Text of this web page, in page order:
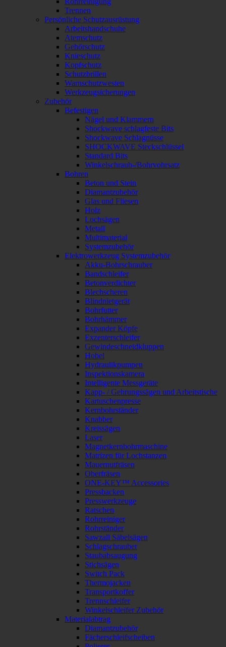
Trennen
Persönliche Schutzausrüstung
Arbeitshandschuhe
Atemschutz
Gehörschutz
Knieschutz
Kopfschutz
Schutzbrillen
Warnschutzwesten
Werkzeugsicherungen
Zubehör
Befestigen
Nägel und Klammern
Shockwave schlagfeste Bits
Shockwave Schlagnüsse
SHOCKWAVE Steckschlüssel
Standard Bits
Winkelschraub-/Bohrvohrsatz
Bohren
Beton und Stein
Diamantzubehör
Glas und Fliesen
Holz
Lochsägen
Metall
Multimaterial
Systemzubehör
Elektrowerkzeug Systemzubehör
Akku-Bohrschrauber
Bandschleifer
Betonverdichter
Blechscheren
Blindnietgerät
Bohrfutter
Bohrhämmer
Expander Köpfe
Exzenterschleifer
Gewindeschneidkluppen
Hobel
Hydraulikpumpen
Inspektionskamera
Intelligente Messgeräte
Kapp- / Gehrungssägen und Arbeitstische
Kartuschenpresse
Kernbohrständer
Knabber
Kreissägen
Laser
Magnetkernbohrmaschine
Matrizen für Lochstanzen
Mauernutfräsen
Oberfräsen
ONE-KEY™ Accessories
Pressbacken
Presswerkzeuge
Ratschen
Rohrreiniger
Rohrständer
Sawzall Säbelsägen
Schlagschrauber
Staubabsaugung
Stichsägen
Switch Pack
Thermojacken
Transportkoffer
Trennschleifer
Winkelschleifer Zubehör
Materialabtrag
Diamantzubehör
Fächerschleifscheiben